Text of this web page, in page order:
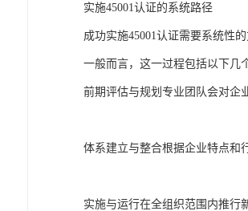
实施45001认证的系统路径
成功实施45001认证需要系统性
一般而言，这一过程包括以下几
前期评估与规划专业团队会对企
体系建立与整合根据企业特点和
实施与运行在全组织范围内推行